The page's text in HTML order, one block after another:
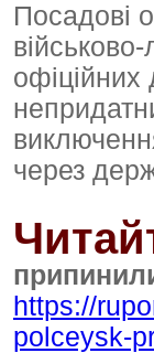
Посадові
через
https://
polceysk-